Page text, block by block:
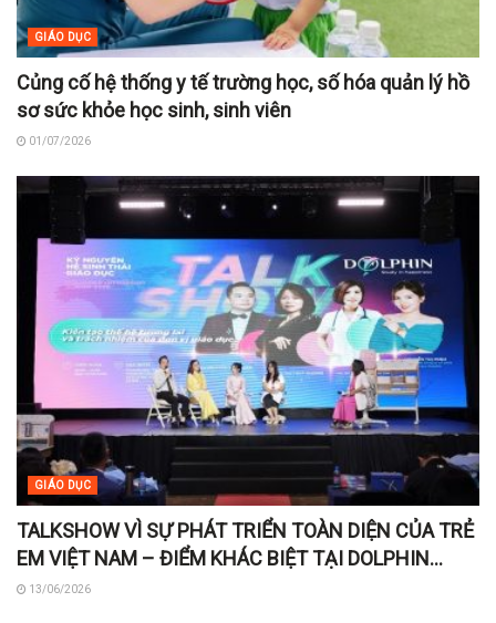
GIÁO DỤC
Củng cố hệ thống y tế trường học, số hóa quản lý hồ
sơ sức khỏe học sinh, sinh viên
01/07/2026
GIÁO DỤC
TALKSHOW VÌ SỰ PHÁT TRIỂN TOÀN DIỆN CỦA TRẺ
EM VIỆT NAM – ĐIỂM KHÁC BIỆT TẠI DOLPHIN
PARTNERSHIP SUMMIT 2026
13/06/2026